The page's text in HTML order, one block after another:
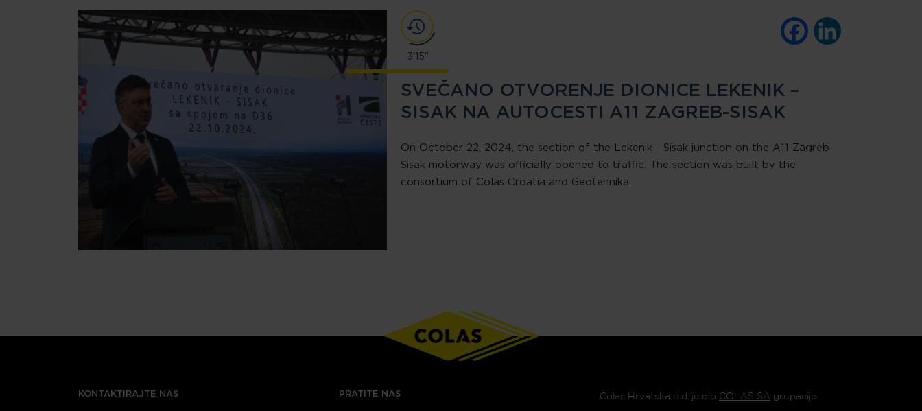
3'15"
Facebook
SVEČANO OTVORENJE DIONICE LEKENIK –
SISAK NA AUTOCESTI A11 ZAGREB-SISAK
On October 22, 2024, the section of the Lekenik - Sisak junction on the A11 Zagreb-
Sisak motorway was officially opened to traffic. The section was built by the
consortium of Colas Croatia and Geotehnika.
KONTAKTIRAJTE NAS PRATITE NAS Colas Hrvatska d.d. je dio COLAS SA grupacije